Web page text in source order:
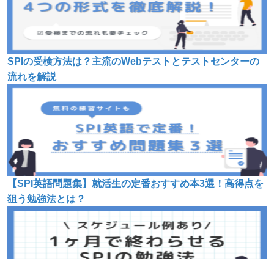
SPIの受検方法は？主流のWebテストとテストセンターの
流れを解説
【SPI英語問題集】就活生の定番おすすめ本3選！高得点を
狙う勉強法とは？